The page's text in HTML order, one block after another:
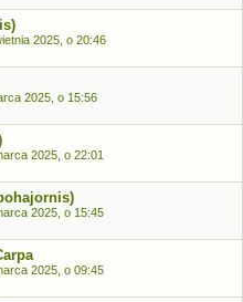
2025, o 20:46
2025, o 15:56
2025, o 22:01
2025, o 15:45
2025, o 09:45